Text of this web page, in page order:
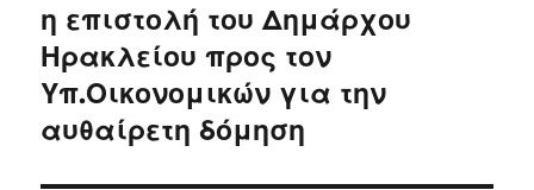
post:
η επιστολή του Δημάρχου
Ηρακλείου προς τον
Υπ.Οικονομικών για την
αυθαίρετη δόμηση